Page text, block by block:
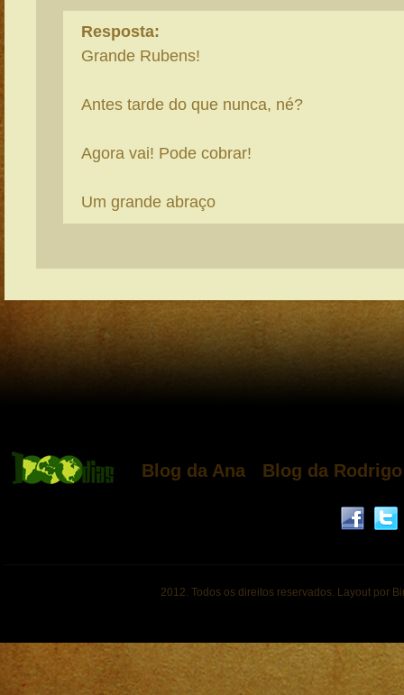
Resposta:
Grande Rubens!
Antes tarde do que nunca, né?
Agora vai! Pode cobrar!
Um grande abraço
Blog da Ana Blog da Rodrigo
2012. Todos os direitos reservados. Layout por